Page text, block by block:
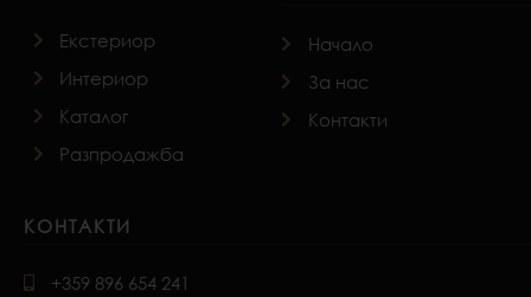
Екстериор
Интериор
Каталог
Разпродажба
Начало
За нас
Контакти
КОНТАКТИ
+359 896 654 241